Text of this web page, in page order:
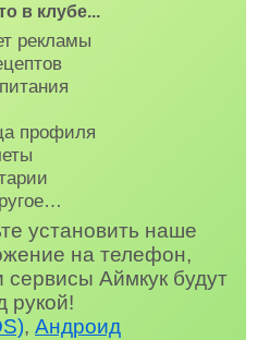
в клубе...
рекламы
профиля
установить наше
на телефон,
сервисы Аймкук будут
рукой!
,Андроид